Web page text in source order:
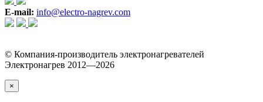
E-mail: info@electro-nagrev.com
© Компания-производитель электронагревателей
Электронагрев 2012—2026
×